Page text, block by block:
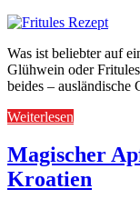
Was ist beliebter auf
Glühwein oder
beides – ausländische
Weiterlesen
Magischer
Kroatien